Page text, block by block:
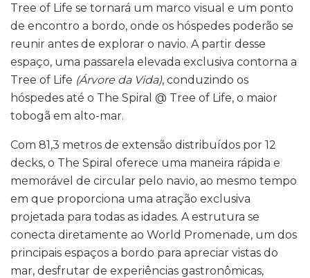
Tree of Life se tornará um marco visual e um ponto
de encontro a bordo, onde os hóspedes poderão se
reunir antes de explorar o navio. A partir desse
espaço, uma passarela elevada exclusiva contorna a
Tree of Life (Árvore da Vida), conduzindo os
hóspedes até o The Spiral @ Tree of Life, o maior
tobogã em alto-mar.
Com 81,3 metros de extensão distribuídos por 12
decks, o The Spiral oferece uma maneira rápida e
memorável de circular pelo navio, ao mesmo tempo
em que proporciona uma atração exclusiva
projetada para todas as idades. A estrutura se
conecta diretamente ao World Promenade, um dos
principais espaços a bordo para apreciar vistas do
mar, desfrutar de experiências gastronômicas,